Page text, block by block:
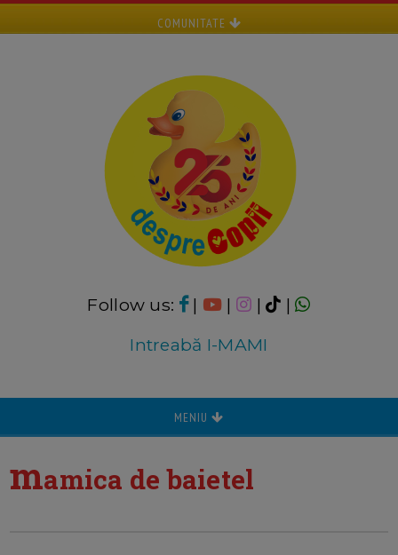
COMUNITATE
Follow us: | | |
|
Intreabă I-MAMI
MENIU
mamica de baietel